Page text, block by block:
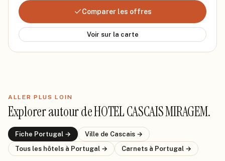
Comparer les offres
Voir sur la carte
ALLER PLUS LOIN
Explorer autour deHOTEL CASCAIS MIRAGEM.
Fiche Portugal → Ville de Cascais →
Tous les hôtels à Portugal → Carnets à Portugal →